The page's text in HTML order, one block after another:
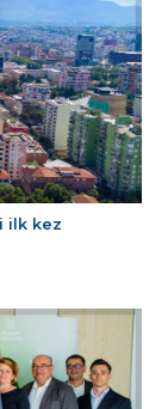
ilk kez